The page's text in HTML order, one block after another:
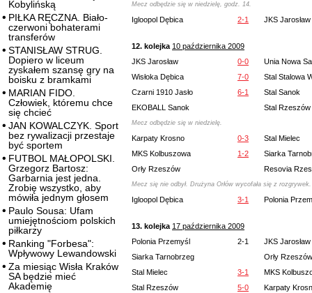
Kobylińską
PIŁKA RĘCZNA. Biało-
czerwoni bohaterami
transferów
STANISŁAW STRUG.
Dopiero w liceum
zyskałem szansę gry na
boisku z bramkami
MARIAN FIDO.
Człowiek, któremu chce
się chcieć
JAN KOWALCZYK. Sport
bez rywalizacji przestaje
być sportem
FUTBOL MAŁOPOLSKI.
Grzegorz Bartosz:
Garbarnia jest jedna.
Zrobię wszystko, aby
mówiła jednym głosem
Paulo Sousa: Ufam
umiejętnościom polskich
piłkarzy
Ranking "Forbesa":
Wpływowy Lewandowski
Za miesiąc Wisła Kraków
SA będzie mieć
Akademię
Mecz odbędzie się w niedzielę, godz. 14.
Igloopol Dębica 2-1 JKS Jarosław
12. kolejka 10 października 2009
JKS Jarosław
0-0
Unia Nowa
Wisłoka Dębica
7-0
Stal Stalowa
Czarni 1910 Jasło
6-1
Stal Sanok
EKOBALL Sanok
Stal Rzeszów
Mecz odbędzie się w niedzielę.
Karpaty Krosno 0-3
Stal Mielec
MKS Kolbuszowa
1-2
Siarka
Orły Rzeszów
Resovia
Mecz się nie odbył. Drużyna Orłów wycofała się z rozgrywek.
Igloopol Dębica 3-1 Polonia
13. kolejka 17 października 2009
Polonia Przemyśl
2-1
JKS Jarosław
Siarka Tarnobrzeg
Orły Rzeszów
Stal Mielec
3-1
MKS
Stal Rzeszów
5-0
Karpaty